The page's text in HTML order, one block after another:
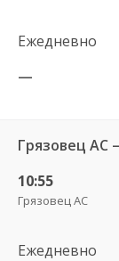
Ежедневно
—
Грязовец АС
10:55
Грязовец АС
Ежедневно